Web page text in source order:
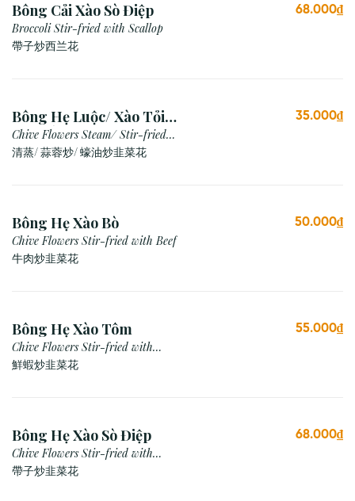
Bông Cải Xào Sò Điệp
Broccoli Stir-fried with Scallop
帶子炒西兰花
68.000₫
Bông Hẹ Luộc/ Xào Tỏi/
Xào Dầu Hào
Chive Flowers Steam/ Stir-fried
with Garlic/ Oyster Sauce
清蒸/ 蒜蓉炒/ 蠔油炒韭菜花
35.000₫
Bông Hẹ Xào Bò
Chive Flowers Stir-fried with Beef
牛肉炒韭菜花
50.000₫
Bông Hẹ Xào Tôm
Chive Flowers Stir-fried with
Prawn
鮮蝦炒韭菜花
55.000₫
Bông Hẹ Xào Sò Điệp
Chive Flowers Stir-fried with
Scallop
帶子炒韭菜花
68.000₫